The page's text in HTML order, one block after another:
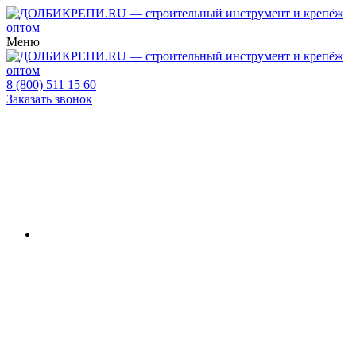
Меню
8 (800) 511 15 60
Заказать звонок